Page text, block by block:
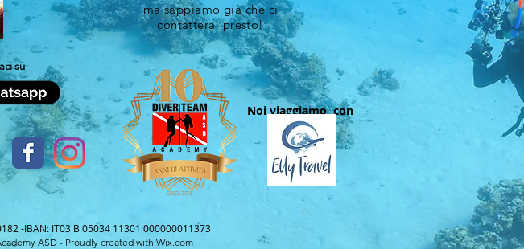
ma sappiamo già che ci
contatterai presto!
su
Noi viaggiamo con
-IBAN: IT03 B 05034 11301 000000011373
ASD - Proudly created with Wix.com